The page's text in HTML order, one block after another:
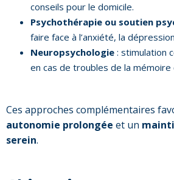
conseils pour le domicile.
Psychothérapie ou soutien
faire face à l’anxiété, la
Neuropsychologie : stimulation
en cas de troubles de la mémoire
Ces approches complémentaires
autonomie prolongée et un
serein.